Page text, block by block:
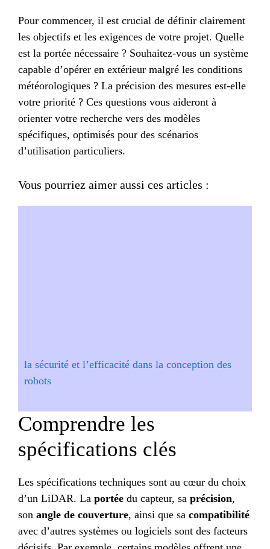
Pour commencer, il est crucial de définir clairement
les objectifs et les exigences de votre projet. Quelle
est la portée nécessaire ? Souhaitez-vous un système
capable d’opérer en extérieur malgré les conditions
météorologiques ? La précision des mesures est-elle
votre priorité ? Ces questions vous aideront à
orienter votre recherche vers des modèles
spécifiques, optimisés pour des scénarios
d’utilisation particuliers.
Vous pourriez aimer aussi ces articles :
la sécurité et l’efficacité dans la conception des
robots
Comprendre les
spécifications clés
Les spécifications techniques sont au cœur du choix
d’un LiDAR. La portée du capteur, sa précision,
son angle de couverture, ainsi que sa compatibilité
avec d’autres systèmes ou logiciels sont des facteurs